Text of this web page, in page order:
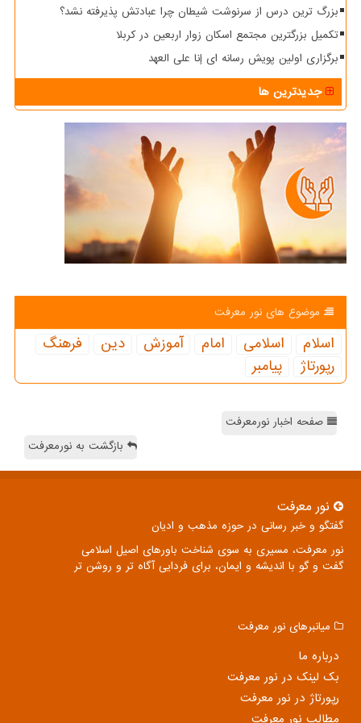
بزرگ ترین درس از سرنوشت شیطان چرا عبادتش پذیرفته نشد؟
تکمیل بزرگترین مجتمع اسکان زوار اربعین در کربلا
برگزاری اولین پویش رسانه ای إنا علی العهد
جدیدترین ها
موضوع های نور معرفت
اسلام اسلامی امام آموزش دین
فرهنگ
رپورتاژ
پیامبر
صفحه اخبار نورمعرفت
بازگشت به نورمعرفت
نور معرفت
گفتگو و خبر رسانی در حوزه مذهب و ادیان
نور معرفت، مسیری به سوی شناخت باورهای اصیل اسلامی
گفت و گو با اندیشه و ایمان، برای فردایی آگاه تر و روشن تر
میانبرهای نور معرفت
درباره ما
بک لینک در نور معرفت
رپورتاژ در نور معرفت
مطالب نور معرفت